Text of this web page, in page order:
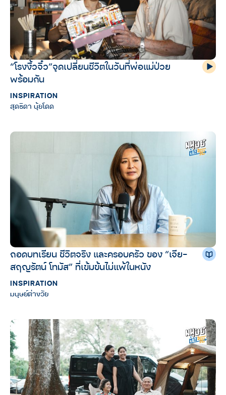
“โรงงิ้วจิ๋ว”จุดเปลี่ยนชีวิตในวันที่พ่อแม่ป่วย
พร้อมกัน
INSPIRATION
สุดธิดา นุ้ยโดด
ถอดบทเรียน ชีวิตจริง และครอบครัว ของ “เจีย-
สฤญรัตน์ โทมัส” ที่เข้มข้นไม่แพ้ในหนัง
INSPIRATION
มนุษย์ต่างวัย